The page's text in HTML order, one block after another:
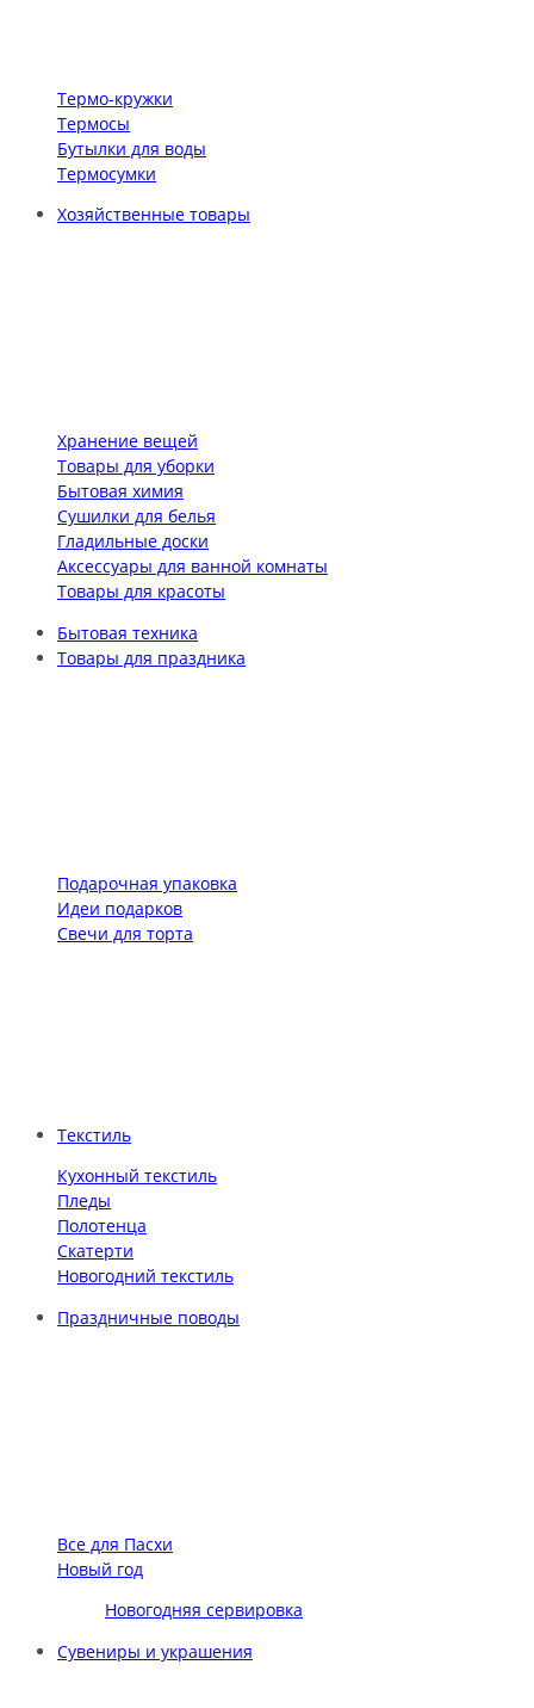
Термо-кружки
Термосы
Бутылки для воды
Термосумки
Хозяйственные товары
Хранение вещей
Товары для уборки
Бытовая химия
Сушилки для белья
Гладильные доски
Аксессуары для ванной комнаты
Товары для красоты
Бытовая техника
Товары для праздника
Подарочная упаковка
Идеи подарков
Свечи для торта
Текстиль
Кухонный текстиль
Пледы
Полотенца
Скатерти
Новогодний текстиль
Праздничные поводы
Все для Пасхи
Новый год
Новогодняя сервировка
Сувениры и украшения